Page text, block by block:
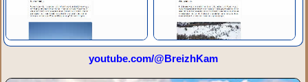
youtube.com/@BreizhKam